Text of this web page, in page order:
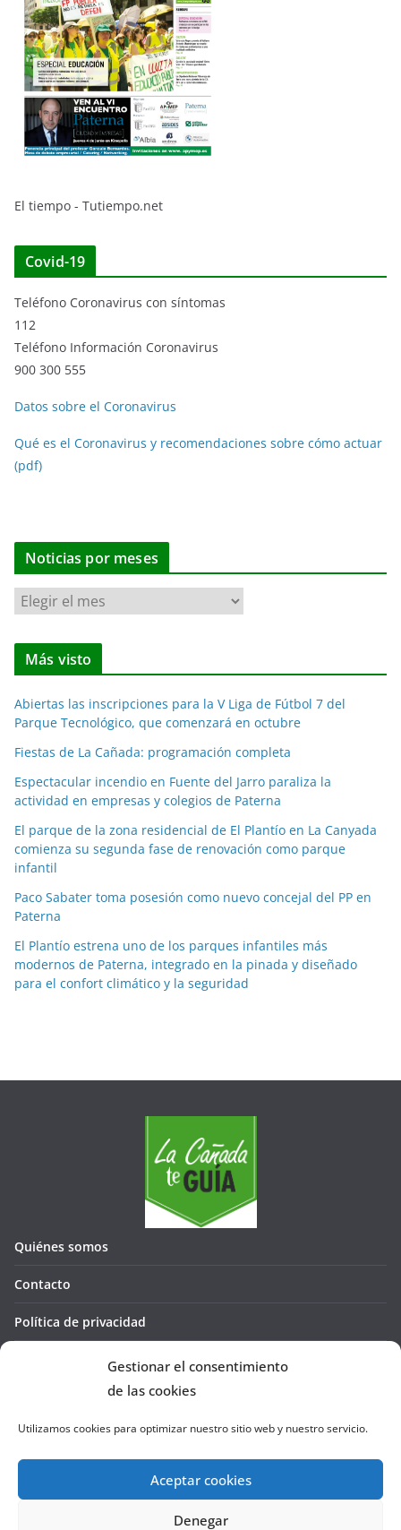
Gestionar el consentimiento
de las cookies
Utilizamos cookies para optimizar nuestro sitio web y nuestro servicio.
Aceptar cookies
Denegar
El tiempo - Tutiempo.net
Covid-19
Teléfono Coronavirus con síntomas
112
Teléfono Información Coronavirus
900 300 555
Datos sobre el Coronavirus
Qué es el Coronavirus y recomendaciones sobre cómo actuar
(pdf)
Noticias por meses
N
o
t
i
a
s
p
o
r
m
e
s
e
Más visto
Abiertas las inscripciones para la V Liga de Fútbol 7 del
Parque Tecnológico, que comenzará en octubre
Fiestas de La Cañada: programación completa
Espectacular incendio en Fuente del Jarro paraliza la
actividad en empresas y colegios de Paterna
El parque de la zona residencial de El Plantío en La Canyada
comienza su segunda fase de renovación como parque
infantil
Paco Sabater toma posesión como nuevo concejal del PP en
Paterna
El Plantío estrena uno de los parques infantiles más
modernos de Paterna, integrado en la pinada y diseñado
para el confort climático y la seguridad
Quiénes somos
Contacto
Política de privacidad
Política de cookies (UE)